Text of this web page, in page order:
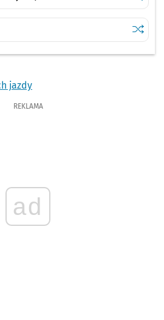
jazdy
REKLAMA
ad